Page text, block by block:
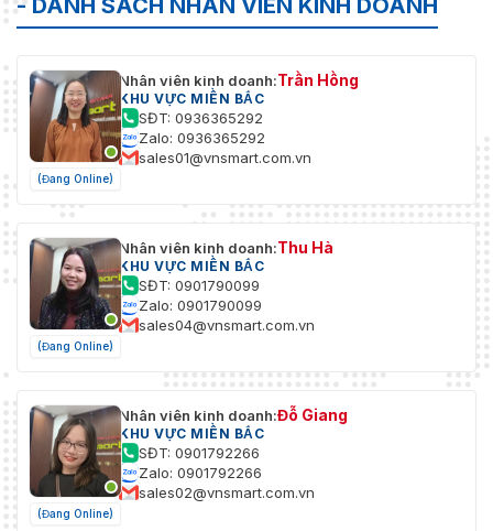
- DANH SÁCH NHÂN VIÊN KINH DOANH
(Đang Online)
Nhân viên kinh doanh:Trần Hồng
KHU VỰC MIỀN BẮC
SĐT: 0936365292
Zalo: 0936365292
sales01@vnsmart.com.vn
(Đang Online)
Nhân viên kinh doanh:Thu Hà
KHU VỰC MIỀN BẮC
SĐT: 0901790099
Zalo: 0901790099
sales04@vnsmart.com.vn
(Đang Online)
Nhân viên kinh doanh:Đỗ Giang
KHU VỰC MIỀN BẮC
SĐT: 0901792266
Zalo: 0901792266
sales02@vnsmart.com.vn